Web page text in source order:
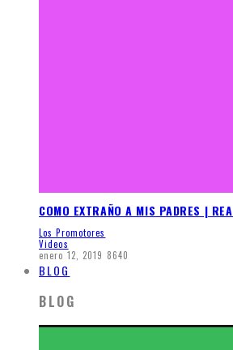
COMO EXTRAÑO A MIS PADRES |
Los Promotores
Videos
enero 12, 2019 8640
BLOG
BLOG